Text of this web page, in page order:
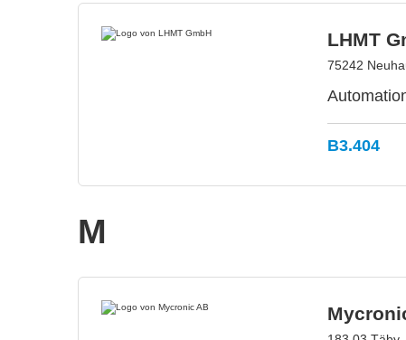
LHMT
75242
B3.404
M